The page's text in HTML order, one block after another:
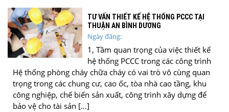
TƯ VẤN THIẾT KẾ HỆ THỐNG PCCC TẠI
THUẬN AN BÌNH DƯƠNG
Ngày đăng:
1, Tầm quan trọng của việc thiết kế
hệ thống PCCC trong các công trình
Hệ thống phòng cháy chữa cháy có vai trò vô cùng quan
trọng trong các chung cư, cao ốc, tòa nhà cao tầng, khu
công nghiệp, chế biến sản xuất, công trình xây dựng để
bảo vệ cho tài sản […]